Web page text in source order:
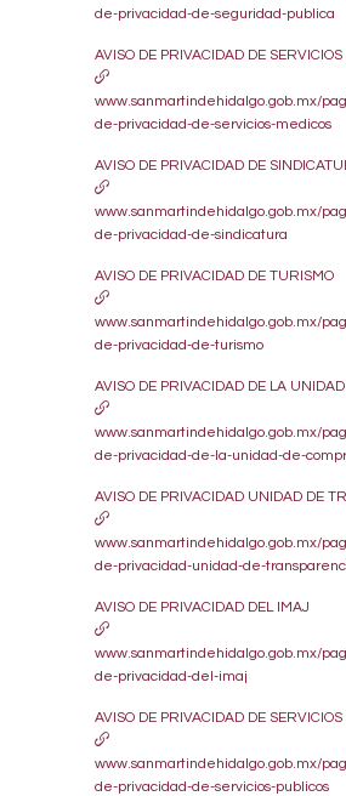
de-privacidad-de-seguridad-publica
AVISO DE PRIVACIDAD DE SERVICIOS
www.sanmartindehidalgo.gob.mx/
de-privacidad-de-servicios-medicos
AVISO DE PRIVACIDAD DE
www.sanmartindehidalgo.gob.mx/
de-privacidad-de-sindicatura
AVISO DE PRIVACIDAD DE TURISMO
www.sanmartindehidalgo.gob.mx/
de-privacidad-de-turismo
AVISO DE PRIVACIDAD DE LA
www.sanmartindehidalgo.gob.mx/
de-privacidad-de-la-unidad-de-
AVISO DE PRIVACIDAD UNIDAD DE
www.sanmartindehidalgo.gob.mx/
de-privacidad-unidad-de-
AVISO DE PRIVACIDAD DEL IMAJ
www.sanmartindehidalgo.gob.mx/
de-privacidad-del-imaj
AVISO DE PRIVACIDAD DE
www.sanmartindehidalgo.gob.mx/
de-privacidad-de-servicios-publicos